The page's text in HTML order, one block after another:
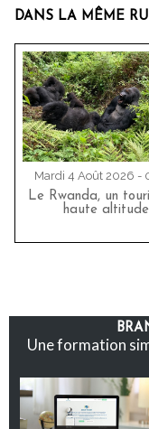
DANS LA MÊME
Mardi 4 Août 2026 -
Le Rwanda, un
haute altitude
Une formation